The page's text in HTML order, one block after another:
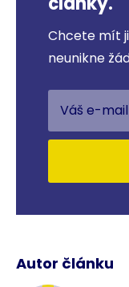
Chcete mít
neunikne
Autor článku